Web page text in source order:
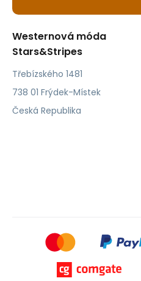
Westernová móda
Stars&Stripes
Třebízského 1481
738 01 Frýdek-Místek
Česká Republika